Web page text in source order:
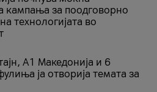
кампања за поодговорно
технологијата во
A1 Македонија и 6
ја отворија темата за